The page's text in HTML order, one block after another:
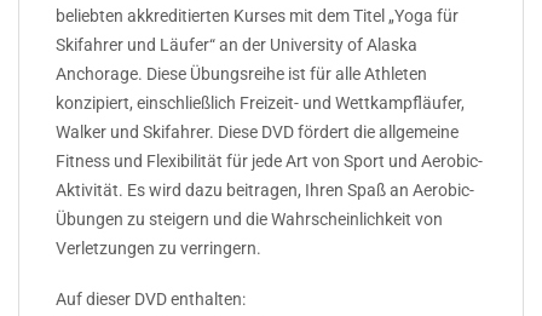
beliebten akkreditierten Kurses mit dem Titel „Yoga für
Skifahrer und Läufer“ an der University of Alaska
Anchorage. Diese Übungsreihe ist für alle Athleten
konzipiert, einschließlich Freizeit- und Wettkampfläufer,
Walker und Skifahrer. Diese DVD fördert die allgemeine
Fitness und Flexibilität für jede Art von Sport und Aerobic-
Aktivität. Es wird dazu beitragen, Ihren Spaß an Aerobic-
Übungen zu steigern und die Wahrscheinlichkeit von
Verletzungen zu verringern.
Auf dieser DVD enthalten: